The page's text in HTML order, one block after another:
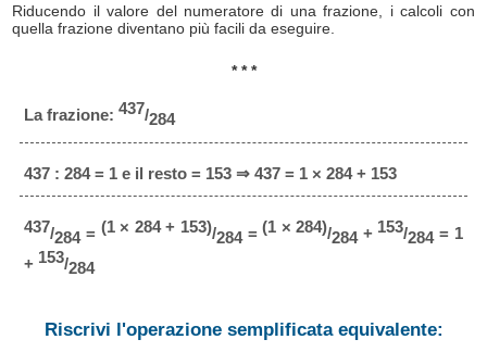
Riducendo il valore del numeratore di una frazione, i calcoli con
quella frazione diventano più facili da eseguire.
* * *
La frazione:437/284
437 : 284 = 1 e il resto = 153 ⇒ 437 = 1 × 284 + 153
437/284 = (1 × 284 + 153)/284 =(1 × 284)/284 + 153/284 = 1
+ 153/284
Riscrivi l'operazione semplificata equivalente: